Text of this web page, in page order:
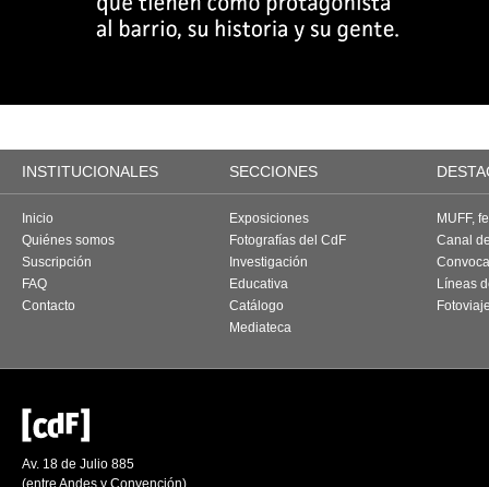
INSTITUCIONALES SECCIONES
Inicio
Quiénes somos
Suscripción
FAQ
Contacto
Exposiciones
Fotografías del CdF
Investigación
Educativa
Catálogo
Mediateca
MUFF,
Canal
Líneas
Av. 18 de Julio 885
(entre Andes y Convención)